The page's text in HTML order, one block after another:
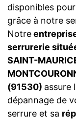
disponibles
grâce à notre
Notre
serrurerie
SAINT-
(91530) assure
dépannage de
serrure et sa